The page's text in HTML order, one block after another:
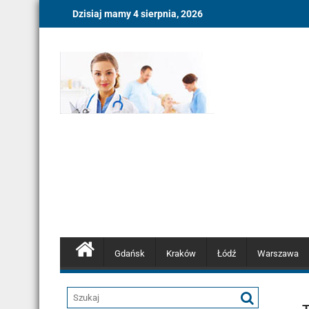
Dzisiaj mamy 4 sierpnia, 2026
Gdańsk Kraków Łódź Warszawa